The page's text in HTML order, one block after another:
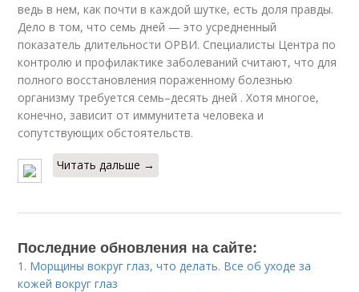
ведь в нем, как почти в каждой шутке, есть доля правды.
Дело в том, что семь дней — это усредненный
показатель длительности ОРВИ. Специалисты Центра по
контролю и профилактике заболеваний считают, что для
полного восстановления пораженному болезнью
организму требуется семь–десять дней . Хотя многое,
конечно, зависит от иммунитета человека и
сопутствующих обстоятельств.
Читать дальше →
Последние обновления на сайте:
1. Морщины вокруг глаз, что делать. Все об уходе за
кожей вокруг глаз